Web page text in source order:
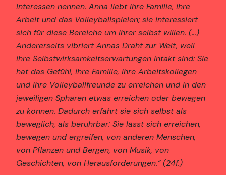
Interessen nennen. Anna liebt ihre Familie, ihre
Arbeit und das Volleyballspielen; sie interessiert
sich für diese Bereiche um ihrer selbst willen. (…)
Andererseits vibriert Annas Draht zur Welt, weil
ihre Selbstwirksamkeitserwartungen intakt sind: Sie
hat das Gefühl, ihre Familie, ihre Arbeitskollegen
und ihre Volleyballfreunde zu erreichen und in den
jeweiligen Sphären etwas erreichen oder bewegen
zu können. Dadurch erfährt sie sich selbst als
beweglich, als berührbar: Sie lässt sich erreichen,
bewegen und ergreifen, von anderen Menschen,
von Pflanzen und Bergen, von Musik, von
Geschichten, von Herausforderungen.“ (24f.)